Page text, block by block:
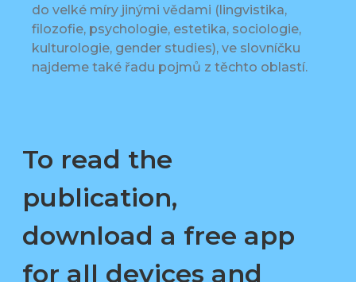
do velké míry jinými vědami (lingvistika,
filozofie, psychologie, estetika, sociologie,
kulturologie, gender studies), ve slovníčku
najdeme také řadu pojmů z těchto oblastí.
To read the
publication,
download a free app
for all devices and